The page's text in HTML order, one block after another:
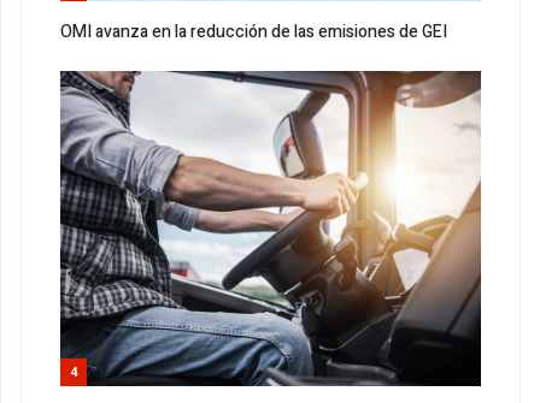
OMI avanza en la reducción de las emisiones de GEI
4